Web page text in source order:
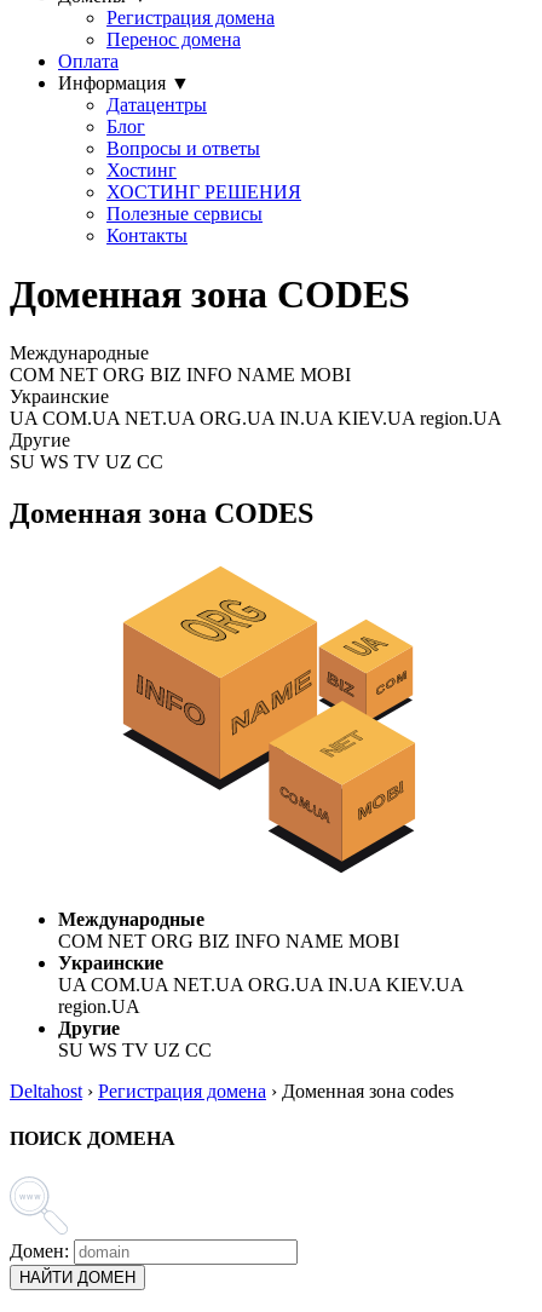
Регистрация домена
Перенос домена
Оплата
Информация ▼
Датацентры
Блог
Вопросы и ответы
Хостинг
ХОСТИНГ РЕШЕНИЯ
Полезные сервисы
Контакты
Доменная зона CODES
Международные
COM NET ORG BIZ INFO NAME MOBI
Украинские
UA COM.UA NET.UA ORG.UA IN.UA KIEV.UA region.UA
Другие
SU WS TV UZ CC
Доменная зона CODES
Международные
COM NET ORG BIZ INFO NAME MOBI
Украинские
UA COM.UA NET.UA ORG.UA IN.UA KIEV.UA
region.UA
Другие
SU WS TV UZ CC
Deltahost › Регистрация домена › Доменная зона codes
ПОИСК ДОМЕНА
Домен:
НАЙТИ ДОМЕН